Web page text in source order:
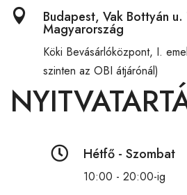
 Budapest, Vak Bottyán
Magyarország
Köki Bevásárlóközpont, I.
szinten az OBI átjárónál)
 Hétfő - Szombat
10:00 - 20:00-ig